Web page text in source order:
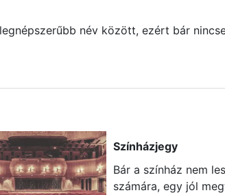
név között, ezért bár
Színházjegy
Bár a színház nem
számára, egy jól